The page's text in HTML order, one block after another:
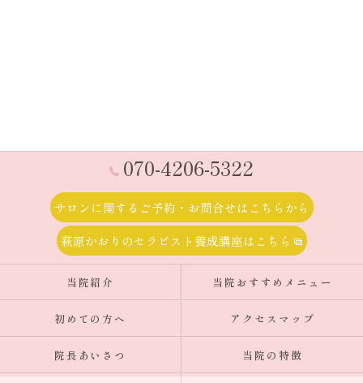
070-4206-5322
サロンに関するご予約・お問合せはこちらから
萩原かおりのセラピスト養成講座はこちら
当院紹介 当院おすすめメニュー
初めての方へ アクセスマップ
院長あいさつ 当院の特徴